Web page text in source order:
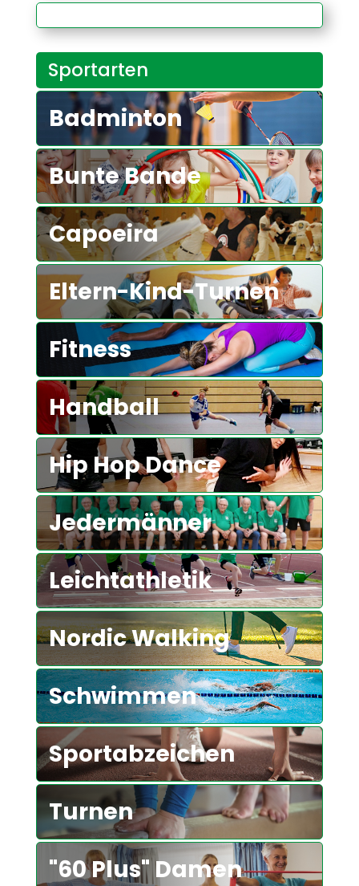
Sportarten
Badminton
Bunte Bande
Capoeira
Eltern-Kind-Turnen
Fitness
Handball
Hip Hop Dance
Jedermänner
Leichtathletik
Nordic Walking
Schwimmen
Sportabzeichen
Turnen
"60 Plus" Damen